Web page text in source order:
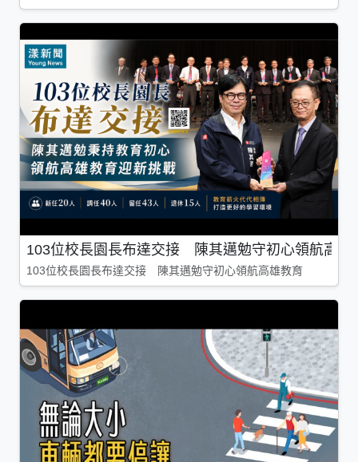
103位校長園長布達交接 陳其邁勉守初心領航高雄
103位校長園長布達交接 陳其邁勉守初心領航高雄教育